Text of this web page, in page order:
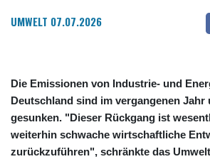
UMWELT 07.07.2026
Die Emissionen von Industrie- und
Deutschland sind im vergangenen Jahr
gesunken. "Dieser Rückgang ist
weiterhin schwache wirtschaftliche
zurückzuführen", schränkte das